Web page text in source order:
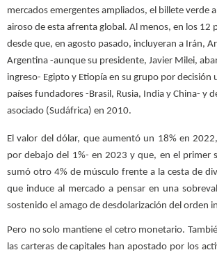
mercados emergentes ampliados, el billete verde
airoso de esta afrenta global. Al menos, en los 12
desde que, en agosto pasado, incluyeran a Irán,
Argentina -aunque su presidente, Javier Milei,
ingreso- Egipto y Etiopía en su grupo por decisión
países fundadores -Brasil, Rusia, India y China- y
asociado (Sudáfrica) en 2010.
El valor del dólar, que aumentó un 18% en
por debajo del 1%- en 2023 y que, en el primer
sumó otro 4% de músculo frente a la cesta de
que induce al mercado a pensar en una
sostenido el amago de desdolarización del orden
Pero no solo mantiene el cetro monetario.
las carteras de capitales han apostado por los